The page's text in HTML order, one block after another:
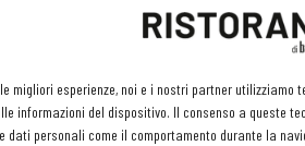
migliori esperienze, noi e i nostri partner utilizziamo
informazioni del dispositivo. Il consenso a queste
dati personali come il comportamento durante la
per
due o più pietanze».